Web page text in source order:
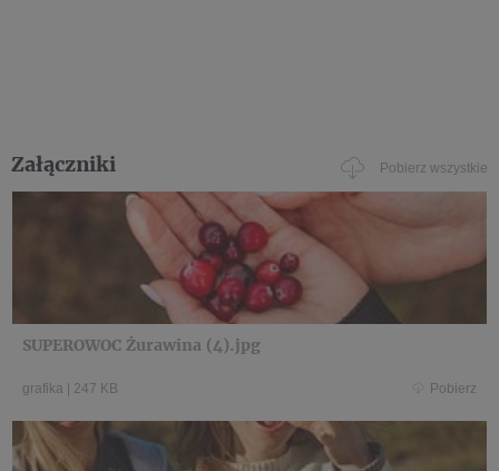
Załączniki Pobierz wszystkie
SUPEROWOC Żurawina (4).jpg
grafika 247 KB Pobierz